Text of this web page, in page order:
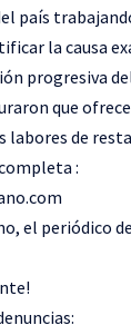
país
la causa
progresiva
que
labores de
:
el periódico